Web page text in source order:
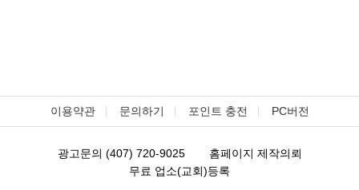
이용약관 문의하기 포인트 충전 PC버전
광고문의 (407) 720-9025
홈페이지 제작의뢰
무료 업소(교회)등록